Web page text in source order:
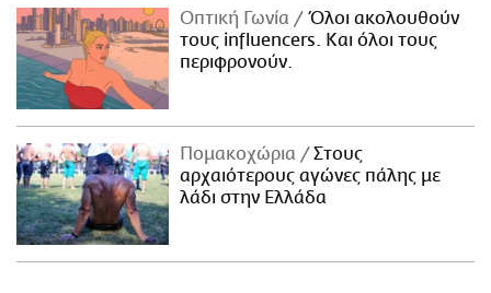
Οπτική Γωνία
Όλοι ακολουθούν
τους influencers. Και όλοι τους
περιφρονούν.
Πομακοχώρια
Στους
αρχαιότερους αγώνες πάλης με
λάδι στην Ελλάδα